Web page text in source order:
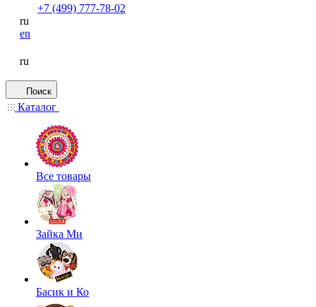
+7 (499) 777-78-02
ru
en
ru
Поиск
Каталог
Все товары
Зайка Ми
Басик и Ко